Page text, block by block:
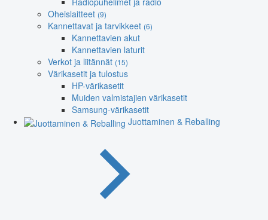
Oheislaitteet (9)
Kannettavat ja tarvikkeet (6)
Kannettavien akut
Kannettavien laturit
Verkot ja liitännät (15)
Värikasetit ja tulostus
HP-värikasetit
Muiden valmistajien värikasetit
Samsung-värikasetit
Juottaminen & Reballing